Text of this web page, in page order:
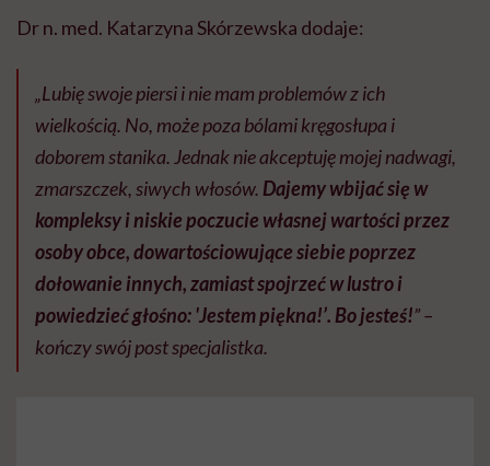
Dr n. med. Katarzyna Skórzewska dodaje:
„Lubię swoje piersi i nie mam problemów z ich
wielkością. No, może poza bólami kręgosłupa i
doborem stanika. Jednak nie akceptuję mojej nadwagi,
zmarszczek, siwych włosów. Dajemy wbijać się w
kompleksy i niskie poczucie własnej wartości przez
osoby obce, dowartościowujące siebie poprzez
dołowanie innych, zamiast spojrzeć w lustro i
powiedzieć głośno: 'Jestem piękna!’. Bo jesteś!” –
kończy swój post specjalistka.